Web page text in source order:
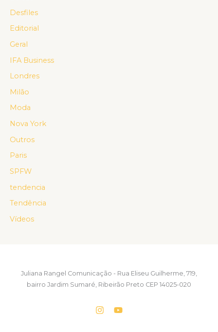
Desfiles
Editorial
Geral
IFA Business
Londres
Milão
Moda
Nova York
Outros
Paris
SPFW
tendencia
Tendência
Vídeos
Juliana Rangel Comunicação - Rua Eliseu Guilherme, 719,
bairro Jardim Sumaré, Ribeirão Preto CEP 14025-020